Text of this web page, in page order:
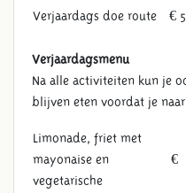
Verjaardags doe route €
Verjaardagsmenu
Na alle activiteiten kun je
blijven eten voordat je naar
Limonade, friet met
mayonaise en
vegetarische
€